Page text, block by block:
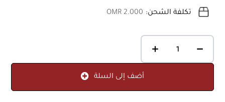
تكلفة الشحن: OMR 2.000
أضف إلى السلة